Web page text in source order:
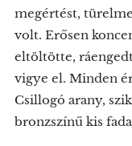
megértést,
volt. Erősen
eltöltötte,
vigye el. Minden
Csillogó arany,
bronzszínű kis